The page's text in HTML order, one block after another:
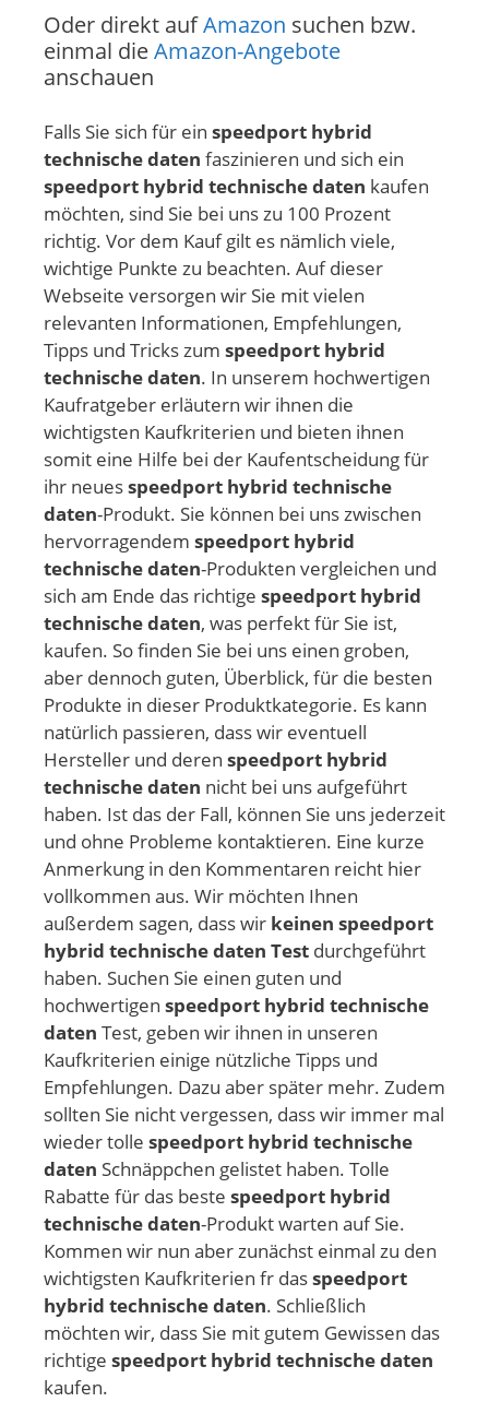
Oder direkt aufAmazon suchen bzw.
einmal dieAmazon-Angebote
anschauen
Falls Sie sich für ein speedport hybrid
technische daten faszinieren und sich ein
speedport hybrid technische daten kaufen
möchten, sind Sie bei uns zu 100 Prozent
richtig. Vor dem Kauf gilt es nämlich viele,
wichtige Punkte zu beachten. Auf dieser
Webseite versorgen wir Sie mit vielen
relevanten Informationen, Empfehlungen,
Tipps und Tricks zum speedport hybrid
technische daten. In unserem hochwertigen
Kaufratgeber erläutern wir ihnen die
wichtigsten Kaufkriterien und bieten ihnen
somit eine Hilfe bei der Kaufentscheidung für
ihr neuesspeedport hybrid technische
daten-Produkt. Sie können bei uns zwischen
hervorragendem speedport hybrid
technische daten-Produkten vergleichen und
sich am Ende das richtige speedport hybrid
technische daten, was perfekt für Sie ist,
kaufen. So finden Sie bei uns einen groben,
aber dennoch guten, Überblick, für die besten
Produkte in dieser Produktkategorie. Es kann
natürlich passieren, dass wir eventuell
Hersteller und deren speedport hybrid
technische daten nicht bei uns aufgeführt
haben. Ist das der Fall, können Sie uns jederzeit
und ohne Probleme kontaktieren. Eine kurze
Anmerkung in den Kommentaren reicht hier
vollkommen aus. Wir möchten Ihnen
außerdem sagen, dass wir keinen speedport
hybrid technische daten Test durchgeführt
haben. Suchen Sie einen guten und
hochwertigen speedport hybrid technische
daten Test, geben wir ihnen in unseren
Kaufkriterien einige nützliche Tipps und
Empfehlungen. Dazu aber später mehr. Zudem
sollten Sie nicht vergessen, dass wir immer mal
wieder tolle speedport hybrid technische
daten Schnäppchen gelistet haben. Tolle
Rabatte für das beste speedport hybrid
technische daten-Produkt warten auf Sie.
Kommen wir nun aber zunächst einmal zu den
wichtigsten Kaufkriterien fr dasspeedport
hybrid technische daten. Schließlich
möchten wir, dass Sie mit gutem Gewissen das
richtige speedport hybrid technische daten
kaufen.